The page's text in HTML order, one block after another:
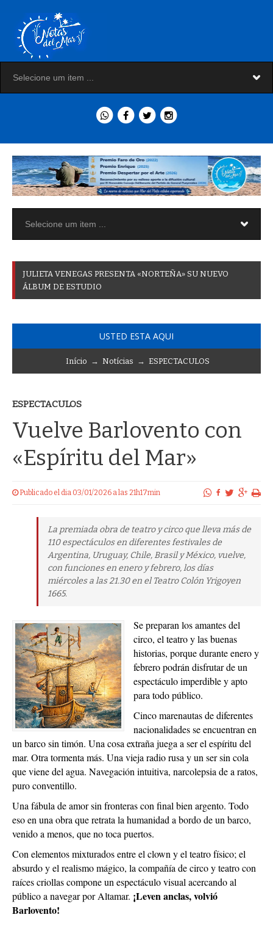
JULIETA VENEGAS PRESENTA «NORTEÑA» SU NUEVO
ÁLBUM DE ESTUDIO
USTED ESTA AQUI
Início → Notícias → ESPECTACULOS
ESPECTACULOS
Vuelve Barlovento con
«Espíritu del Mar»
Publicado el dia 03/01/2026 a las 21h17min
La premiada obra de teatro y circo que lleva más de
110 espectáculos en diferentes festivales de
Argentina, Uruguay, Chile, Brasil y México, vuelve,
con funciones en enero y febrero, los días
miércoles a las 21.30 en el Teatro Colón Yrigoyen
1665.
Se preparan los amantes del
circo, el teatro y las buenas
historias, porque durante enero y
febrero podrán disfrutar de un
espectáculo imperdible y apto
para todo público.
Cinco marenautas de diferentes
nacionalidades se encuentran en
un barco sin timón. Una cosa extraña juega a ser el espíritu del
mar. Otra tormenta más. Una vieja radio rusa y un ser sin cola
que viene del agua. Navegación intuitiva, narcolepsia de a ratos,
puro conventillo.
Una fábula de amor sin fronteras con final bien argento. Todo
eso en una obra que retrata la humanidad a bordo de un barco,
venido a menos, que no toca puertos.
Con elementos mixturados entre el clown y el teatro físico; el
absurdo y el realismo mágico, la compañía de circo y teatro con
raíces criollas compone un espectáculo visual acercando al
público a navegar por Altamar. ¡Leven anclas, volvió
Barlovento!